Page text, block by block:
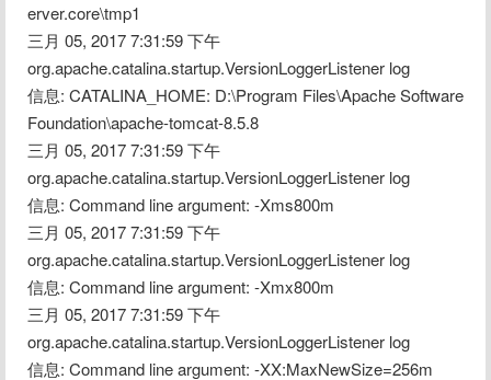
erver.core\tmp1
三月 05, 2017 7:31:59 下午
org.apache.catalina.startup.VersionLoggerListener log
信息: CATALINA_HOME: D:\Program Files\Apache Software
Foundation\apache-tomcat-8.5.8
三月 05, 2017 7:31:59 下午
org.apache.catalina.startup.VersionLoggerListener log
信息: Command line argument: -Xms800m
三月 05, 2017 7:31:59 下午
org.apache.catalina.startup.VersionLoggerListener log
信息: Command line argument: -Xmx800m
三月 05, 2017 7:31:59 下午
org.apache.catalina.startup.VersionLoggerListener log
信息: Command line argument: -XX:MaxNewSize=256m